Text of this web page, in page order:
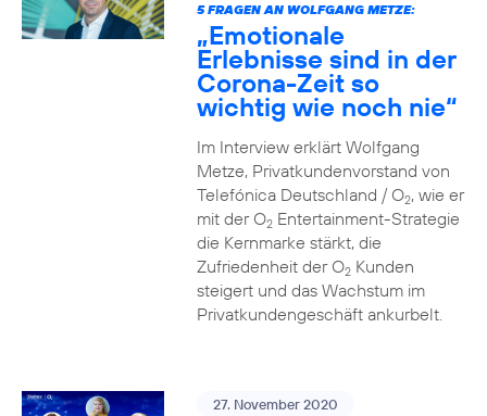
5 FRAGEN AN WOLFGANG METZE:
„Emotionale
Erlebnisse sind in der
Corona-Zeit so
wichtig wie noch nie“
Im Interview erklärt Wolfgang
Metze, Privatkundenvorstand von
Telefónica Deutschland / O2, wie er
mit der O2Entertainment-Strategie
die Kernmarke stärkt, die
Zufriedenheit der O2Kunden
steigert und das Wachstum im
Privatkundengeschäft ankurbelt.
27. November 2020